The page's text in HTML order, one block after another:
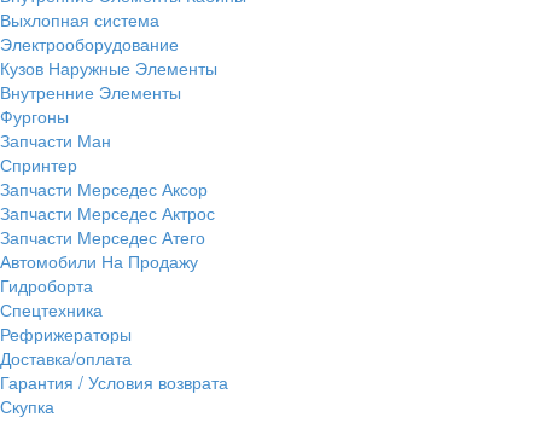
Выхлопная система
Электрооборудование
Кузов Наружные Элементы
Внутренние Элементы
Фургоны
Запчасти Ман
Спринтер
Запчасти Мерседес Аксор
Запчасти Мерседес Актрос
Запчасти Мерседес Атего
Автомобили На Продажу
Гидроборта
Спецтехника
Рефрижераторы
Доставка/оплата
Гарантия / Условия возврата
Скупка